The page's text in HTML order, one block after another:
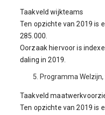
Taakveld wijkteams
Ten opzichte van 2019 is
285.000.
Oorzaak hiervoor is
daling in 2019.
Programma
Taakveld
Ten opzichte van 2019 is